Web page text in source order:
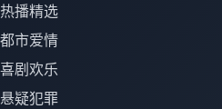
热播精选
都市爱情
喜剧欢乐
悬疑犯罪